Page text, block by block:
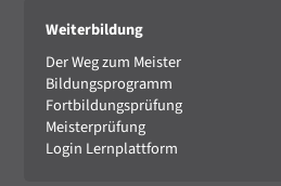
Weiterbildung
Der Weg zum Meister
Bildungsprogramm
Fortbildungsprüfung
Meisterprüfung
Login Lernplattform